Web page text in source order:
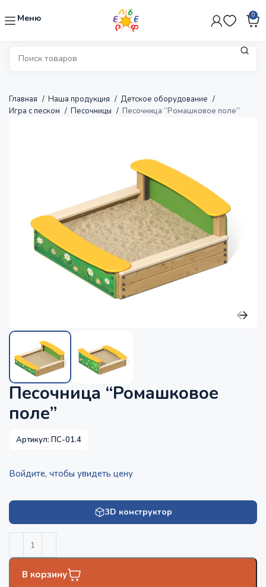
Меню 0
Главная Наша продукция
Детское оборудование
Игра с песком
Песочницы Песочница “Ромашковое поле”
Песочница “Ромашковое
поле”
Артикул:ПС-01.4
Войдите, чтобы увидеть цену
3D конструктор
В корзину